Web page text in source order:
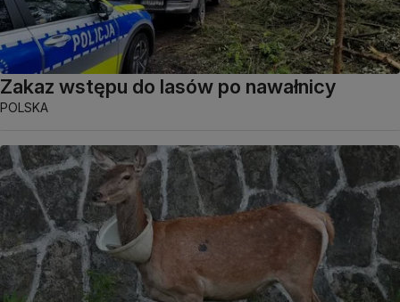
Zakaz wstępu do lasów po nawałnicy
POLSKA